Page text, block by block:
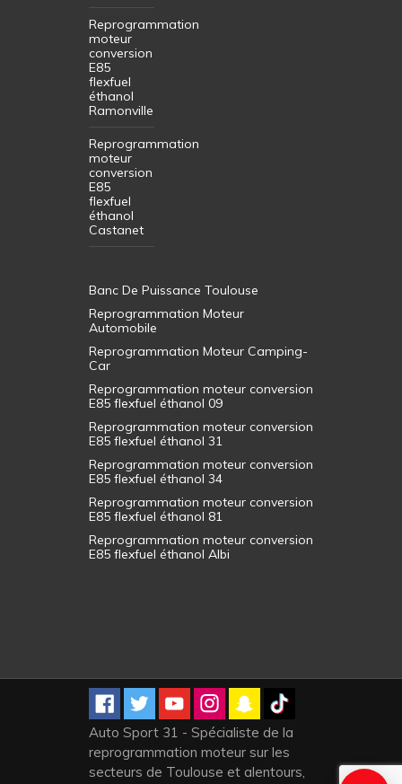
Reprogrammation
moteur
conversion
E85
flexfuel
éthanol
Ramonville
Reprogrammation
moteur
conversion
E85
flexfuel
éthanol
Castanet
Banc De Puissance Toulouse
Reprogrammation Moteur
Automobile
Reprogrammation Moteur Camping-
Car
Reprogrammation moteur conversion
E85 flexfuel éthanol 09
Reprogrammation moteur conversion
E85 flexfuel éthanol 31
Reprogrammation moteur conversion
E85 flexfuel éthanol 34
Reprogrammation moteur conversion
E85 flexfuel éthanol 81
Reprogrammation moteur conversion
E85 flexfuel éthanol Albi
Auto Sport 31 - Spécialiste de la
reprogrammation moteur sur les
secteurs de Toulouse et alentours,